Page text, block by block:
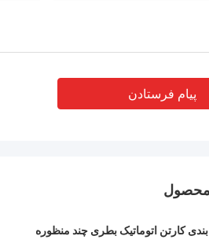
پیام فرستادن
محصول
کارتن اتوماتیک بطری چند منظوره